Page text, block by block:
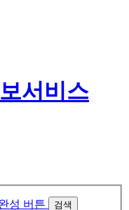
검색